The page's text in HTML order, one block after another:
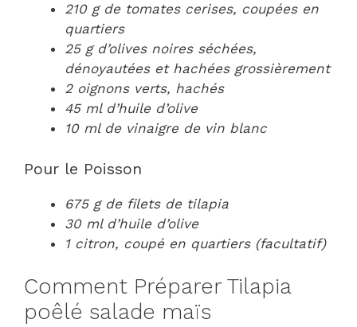
210 g de tomates cerises, coupées en
quartiers
25 g d’olives noires séchées,
dénoyautées et hachées grossièrement
2 oignons verts, hachés
45 ml d’huile d’olive
10 ml de vinaigre de vin blanc
Pour le Poisson
675 g de filets de tilapia
30 ml d’huile d’olive
1 citron, coupé en quartiers (facultatif)
Comment Préparer Tilapia
poêlé salade maïs